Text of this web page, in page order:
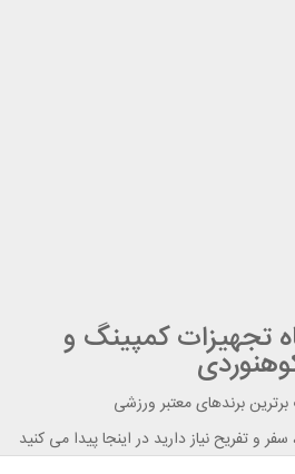
تجهیزات کمپینگ و
برندهای معتبر ورزشی
و تفریح نیاز دارید در اینجا پیدا می کنید